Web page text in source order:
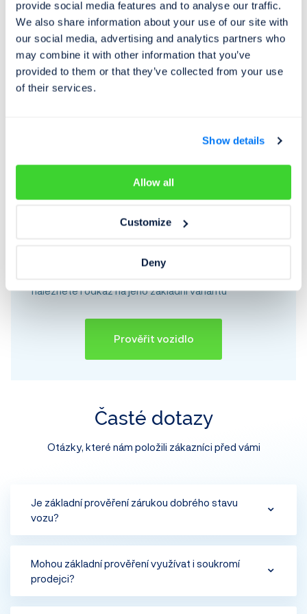
provide social media features and to analyse our traffic.
We also share information about your use of our site with
our social media, advertising and analytics partners who
may combine it with other information that you’ve
provided to them or that they’ve collected from your use
of their services.
Show details
Allow all
Customize
Deny
Prokázání nezávadné historie vozu
Zvýraznění vozu na inzertních portálech
Jestliže chcete i vy podpořit prodej svého vozidla
prověření, jednoduše si zakupte kompletní
užitečných kontrol. V sekci pro sdílení prověření pak
naleznete i odkaz na jeho základní variantu
Prověřit vozidlo
Časté dotazy
Otázky, které nám položili zákazníci před vámi
Je základní prověření zárukou dobrého stavu
vozu?
Základní prověření poskytuje pouze základní informace
o historii vozidla. Všechny další důležité informace
(kontrola poškození, kontrola předchozí inzerce,
Mohou základní prověření využívat i soukromí
prodejci?